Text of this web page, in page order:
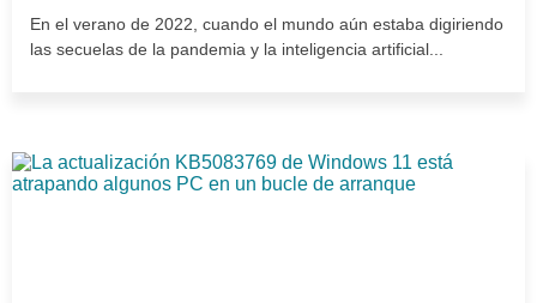
En el verano de 2022, cuando el mundo aún estaba digiriendo
las secuelas de la pandemia y la inteligencia artificial...